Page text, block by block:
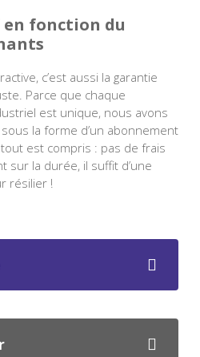
fonction du
c’est aussi la garantie
Parce que chaque
est unique, nous avons
la forme d’un abonnement
est compris : pas de frais
sur la durée, il suffit d’une
résilier !